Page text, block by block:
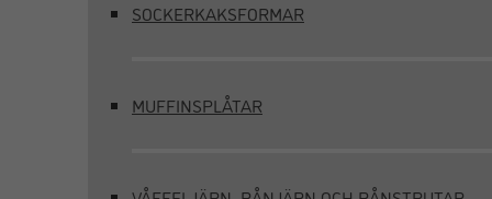
SOCKERKAKSFORMAR
MUFFINSPLÅTAR